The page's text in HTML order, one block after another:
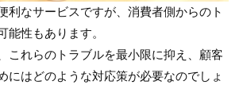
利なサービスですが、消費者側からのト
能性もあります。
これらのトラブルを最小限に抑え、顧客
にはどのような対応策が必要なのでしょ